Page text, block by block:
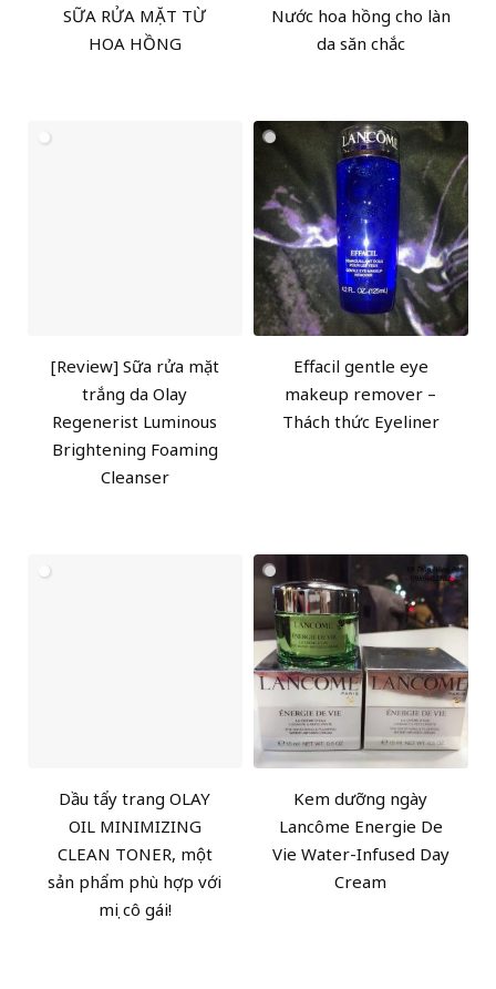
SỮA RỬA MẶT TỪ
HOA HỒNG
Nước hoa hồng cho làn
da săn chắc
[Review] Sữa rửa mặt
trắng da Olay
Regenerist Luminous
Brightening Foaming
Cleanser
Effacil gentle eye
makeup remover –
Thách thức Eyeliner
Dầu tẩy trang OLAY
OIL MINIMIZING
CLEAN TONER, một
sản phẩm phù hợp với
mọi cô gái!
Kem dưỡng ngày
Lancôme Energie De
Vie Water-Infused Day
Cream